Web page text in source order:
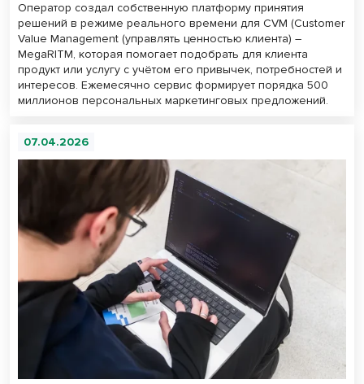
Оператор создал собственную платформу принятия
решений в режиме реального времени для CVM (Customer
Value Management (управлять ценностью клиента) –
MegaRITM, которая помогает подобрать для клиента
продукт или услугу с учётом его привычек, потребностей и
интересов. Ежемесячно сервис формирует порядка 500
миллионов персональных маркетинговых предложений.
07.04.2026